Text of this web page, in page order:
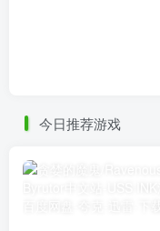
今日推荐游戏